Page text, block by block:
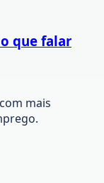
que falar
mais